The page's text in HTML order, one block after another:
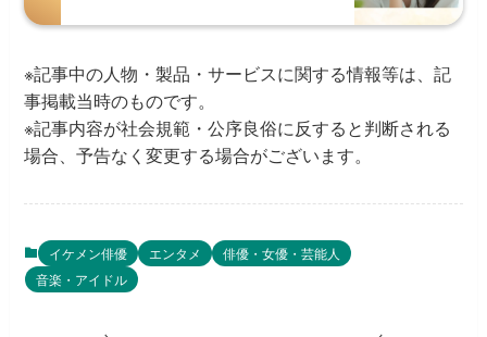
※記事中の人物・製品・サービスに関する情報等は、記
事掲載当時のものです。
※記事内容が社会規範・公序良俗に反すると判断される
場合、予告なく変更する場合がございます。
イケメン俳優 エンタメ
俳優・女優・芸能人
音楽・アイドル